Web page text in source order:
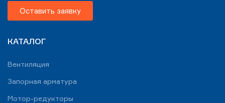
Оставить заявку
КАТАЛОГ
Вентиляция
Запорная арматура
Мотор-редукторы